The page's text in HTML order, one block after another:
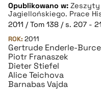
Opublikowano w:
Jagiellońskiego. Prace
2011 / Tom 138 / s. 207 -
ROK: 2011
Gertrude Enderle-
Piotr Franaszek
Dieter Stiefel
Alice Teichova
Barnabas Vajda